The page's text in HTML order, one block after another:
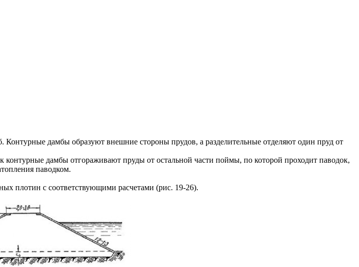
дамбы образуют внешние стороны прудов, а разделительные отделяют один пруд от
дамбы отгораживают пруды от остальной части поймы, по которой проходит паводок,
паводком.
плотин с соответствующими расчетами (рис. 19-26).